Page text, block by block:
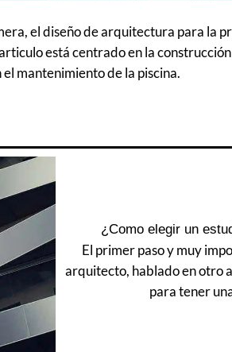
el diseño de arquitectura para la
está centrado en la
mantenimiento de la piscina.
¿Como elegir un
El primer paso y muy
arquitecto, hablado en otro
para tener